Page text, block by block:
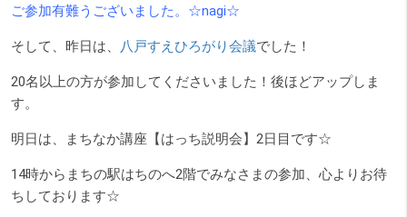
ご参加有難うございました。☆nagi☆
そして、昨日は、 八戸すえひろがり会議でした！
20名以上の方が参加してくださいました！後ほどアップしま
す。
明日は、まちなか講座【はっち説明会】2日目です☆
14時からまちの駅はちのへ2階でみなさまの参加、心よりお待
ちしております☆